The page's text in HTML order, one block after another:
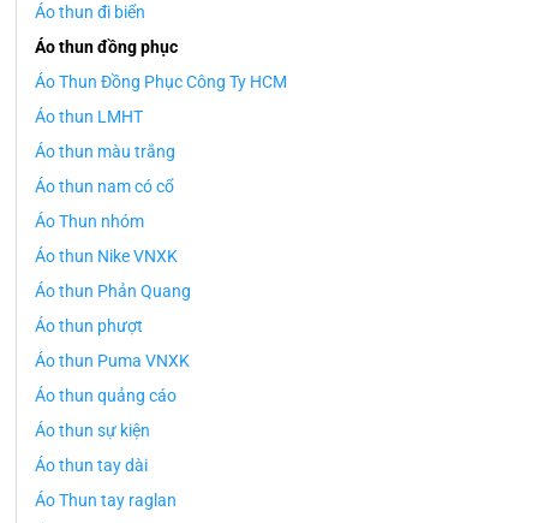
Áo thun đi biển
Áo thun đồng phục
Áo Thun Đồng Phục Công Ty HCM
Áo thun LMHT
Áo thun màu trắng
Áo thun nam có cổ
Áo Thun nhóm
Áo thun Nike VNXK
Áo thun Phản Quang
Áo thun phượt
Áo thun Puma VNXK
Áo thun quảng cáo
Áo thun sự kiện
Áo thun tay dài
Áo Thun tay raglan